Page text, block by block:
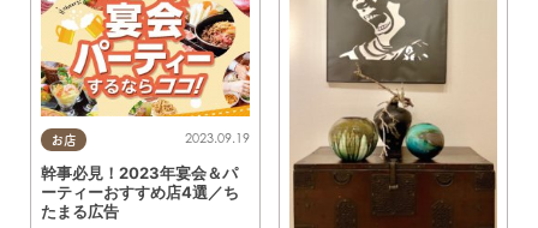
お店 2023.09.19
幹事必見！2023年宴会＆パ
ーティーおすすめ店4選／ち
たまる広告